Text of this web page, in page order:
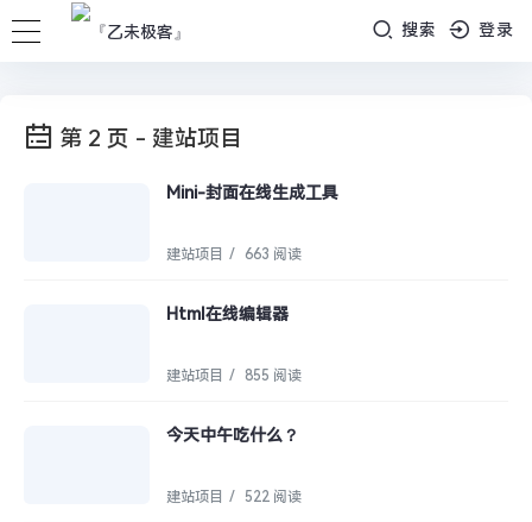
搜索 登录
第 2 页 - 建站项目
Mini-封面在线生成工具
建站项目 / 663 阅读
Html在线编辑器
建站项目 / 855 阅读
今天中午吃什么？
建站项目 / 522 阅读